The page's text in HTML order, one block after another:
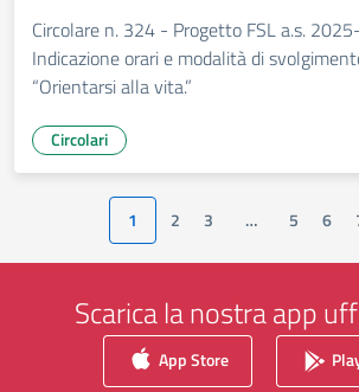
Circolare n. 324 - Progetto FSL a.s.
Indicazione orari e modalità di
“Orientarsi alla vita.”
Circolari
1 2 3 … 5 6
Scarica la nostra app
App Store